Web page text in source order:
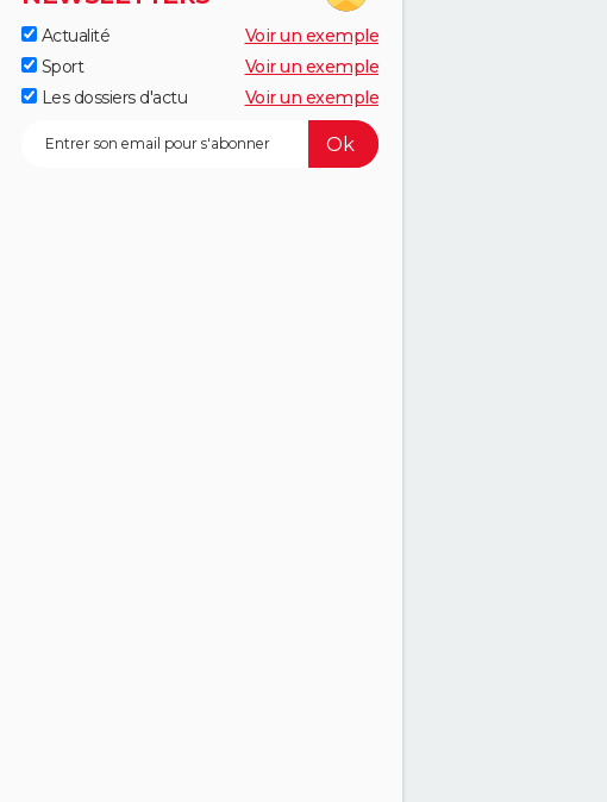
Actualité
Voir un exemple
Sport
Voir un exemple
Les dossiers d'actu
Voir un exemple